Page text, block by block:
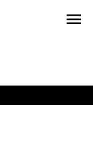
menu